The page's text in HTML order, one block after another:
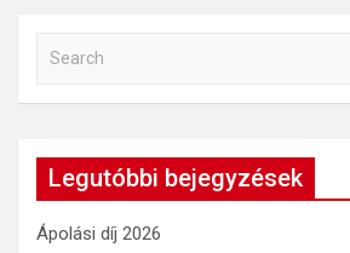
a
h
Legutóbbi bejegyzések
Ápolási díj 2026